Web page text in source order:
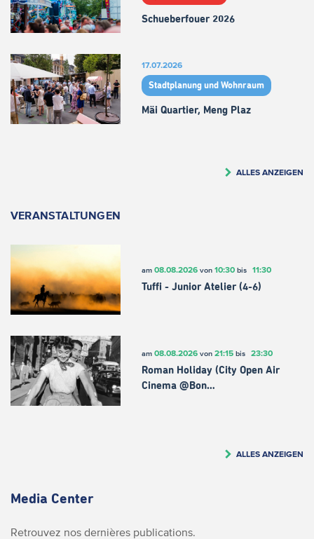
Schueberfouer 2026
17.07.2026
Stadtplanung und Wohnraum
Mäi Quartier, Meng Plaz
ALLES ANZEIGEN
VERANSTALTUNGEN
am 08.08.2026von 10:30bis 11:30
Tuffi - Junior Atelier (4-6)
am 08.08.2026von 21:15bis 23:30
Roman Holiday (City Open Air
Cinema @Bon…
ALLES ANZEIGEN
Media Center
Retrouvez nos dernières publications.